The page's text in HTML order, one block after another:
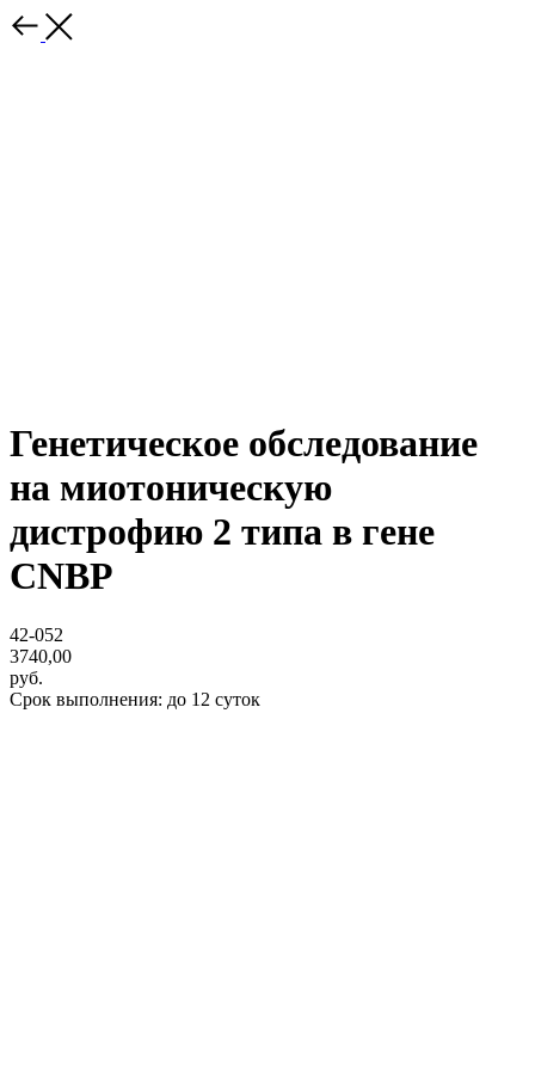
Генетическое обследование
на миотоническую
дистрофию 2 типа в гене
CNBP
42-052
3740,00
руб.
Срок выполнения: до 12 суток